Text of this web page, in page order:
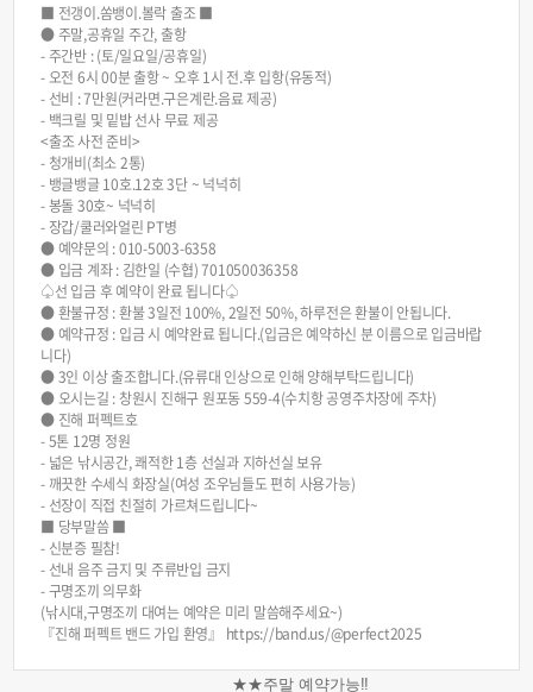
■ 전갱이.쏨뱅이.볼락 출조 ■
● 주말,공휴일 주간, 출항
- 주간반 : (토/일요일/공휴일)
- 오전 6시 00분 출항 ~ 오후 1시 전.후 입항(유동적)
- 선비 : 7만원(커라면.구은계란.음료 제공)
- 백크릴 및 밑밥 선사 무료 제공
<출조 사전 준비>
- 청개비(최소 2통)
- 뱅글뱅글 10호.12호 3단 ~ 넉넉히
- 봉돌 30호~ 넉넉히
- 장갑/쿨러와얼린 PT병
● 예약문의 : 010-5003-6358
● 입금 계좌 : 김한일 (수협) 701050036358
♤선 입금 후 예약이 완료 됩니다♤
● 환불규정 : 환불 3일전 100%, 2일전 50%, 하루전은 환불이 안됩니다.
● 예약규정 : 입금 시 예약완료 됩니다.(입금은 예약하신 분 이름으로 입금바랍
니다)
● 3인 이상 출조합니다.(유류대 인상으로 인해 양해부탁드립니다)
● 오시는길 : 창원시 진해구 원포동 559-4(수치항 공영주차장에 주차)
● 진해 퍼펙트호
- 5톤 12명 정원
- 넓은 낚시공간, 쾌적한 1층 선실과 지하선실 보유
- 깨끗한 수세식 화장실(여성 조우님들도 편히 사용가능)
- 선장이 직접 친절히 가르쳐드립니다~
■ 당부말씀 ■
- 신분증 필참!
- 선내 음주 금지 및 주류반입 금지
- 구명조끼 의무화
(낚시대,구명조끼 대여는 예약은 미리 말씀해주세요~)
『진해 퍼펙트 밴드 가입 환영』 https://band.us/@perfect2025
★★주말 예약가능!!